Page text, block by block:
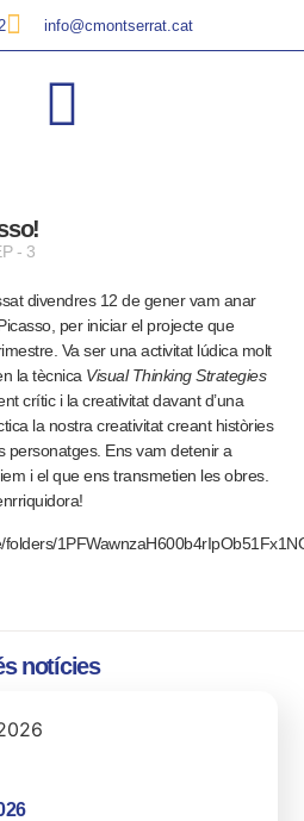
info@cmontserrat.cat
- 3
divendres 12 de gener vam anar
per iniciar el projecte que
Va ser una activitat lúdica molt
la tècnica Visual Thinking Strategies
crític i la creativitat davant d’una
la nostra creativitat creant històries
personatges. Ens vam detenir a
i el que ens transmetien les obres.
notícies